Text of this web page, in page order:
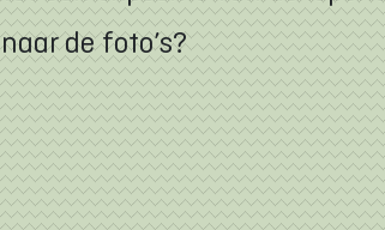
naar de foto’s?